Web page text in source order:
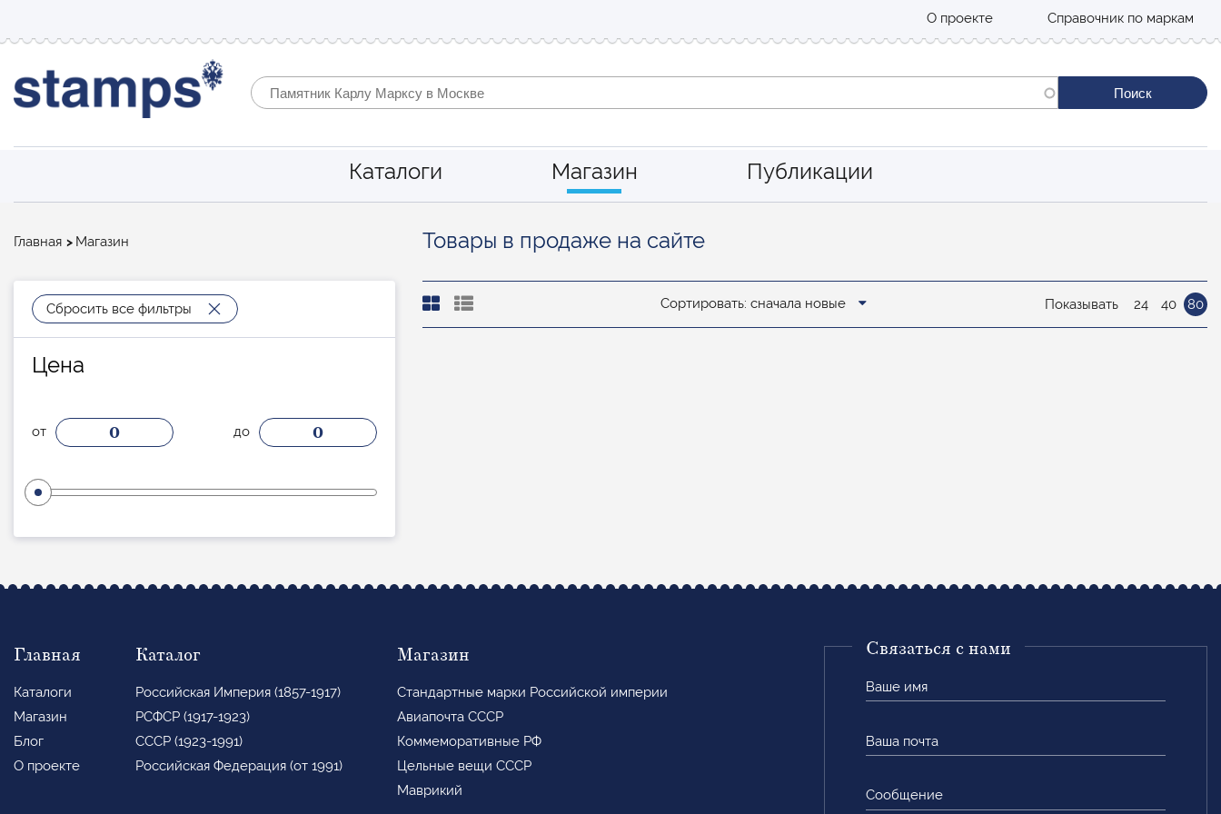
О проекте Справочник по маркам
Каталоги Магазин Публикации
Строка
Главная Магазин Товары в продаже на сайте
Сбросить все фильтры
Цена
от 0 до 0
Сортировать: сначала новые Показывать 24 40 80
Главная
Каталоги
Магазин
Блог
О проекте
Каталог
Российская Империя (1857-1917)
РСФСР (1917-1923)
СССР (1923-1991)
Российская Федерация (от 1991)
Магазин
Стандартные марки Российской империи
Авиапочта СССР
Коммеморативные РФ
Цельные вещи СССР
Маврикий
Связаться с нами
имя
почта
Сообщение